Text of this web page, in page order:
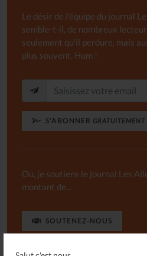
Le désir de l'équipe du journal
semble-t-il, de nombreux
seulement qu'il perdure, mais
plus souvent. Hum !
S'ABONNER GRATUITEMENT
Ou, je soutiens le journal Les
montant de...
SOUTENEZ-NOUS